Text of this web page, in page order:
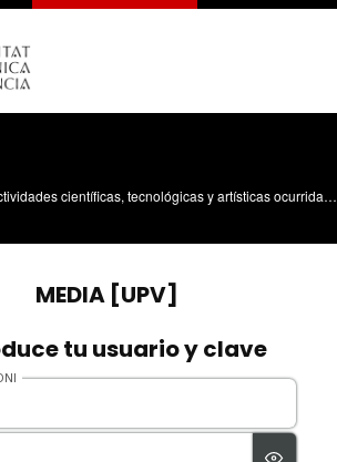
Divulgación de las actividades científicas, tecnológicas y artísticas ocurridas en los tres campus de la UPV